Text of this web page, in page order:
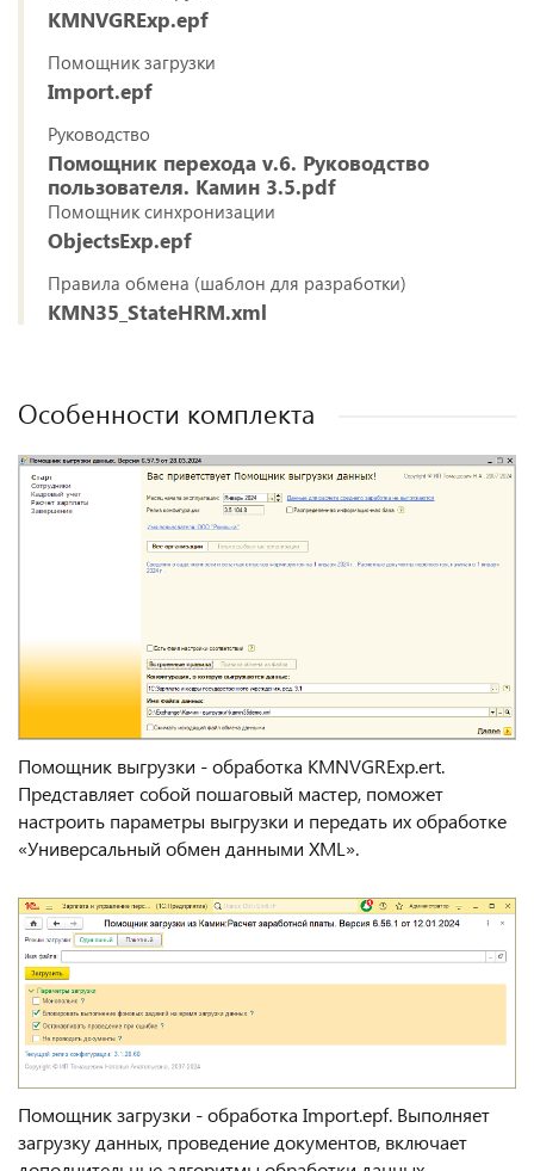
KMNVGRExp.epf
Помощник загрузки
Import.epf
Руководство
Помощник перехода v.6. Руководство
пользователя. Камин 3.5.pdf
Помощник синхронизации
ObjectsExp.epf
Правила обмена (шаблон для разработки)
KMN35_StateHRM.xml
Особенности комплекта
Помощник выгрузки - обработка KMNVGRExp.ert.
Представляет собой пошаговый мастер, поможет
настроить параметры выгрузки и передать их обработке
«Универсальный обмен данными XML».
Помощник загрузки - обработка Import.epf. Выполняет
загрузку данных, проведение документов, включает